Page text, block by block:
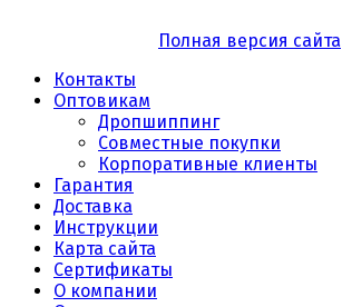
Полная версия сайта
Контакты
Оптовикам
Дропшиппинг
Совместные покупки
Корпоративные клиенты
Гарантия
Доставка
Инструкции
Карта сайта
Сертификаты
О компании